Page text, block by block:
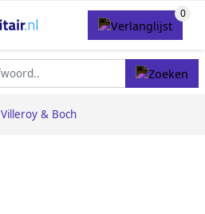
Villeroy & Boch